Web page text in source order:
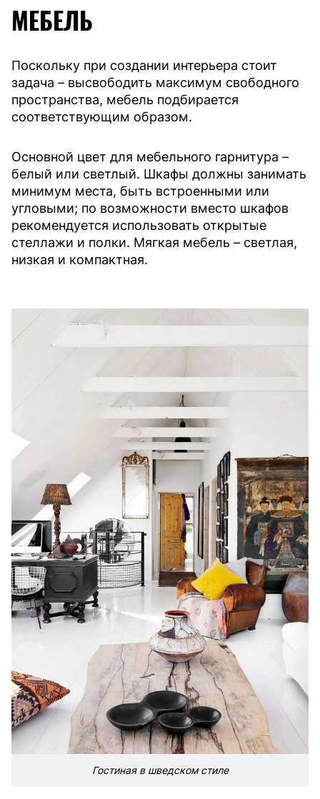
МЕБЕЛЬ
Поскольку при создании интерьера стоит
задача – высвободить максимум свободного
пространства, мебель подбирается
соответствующим образом.
Основной цвет для мебельного гарнитура –
белый или светлый. Шкафы должны занимать
минимум места, быть встроенными или
угловыми; по возможности вместо шкафов
рекомендуется использовать открытые
стеллажи и полки. Мягкая мебель – светлая,
низкая и компактная.
Гостиная в шведском стиле